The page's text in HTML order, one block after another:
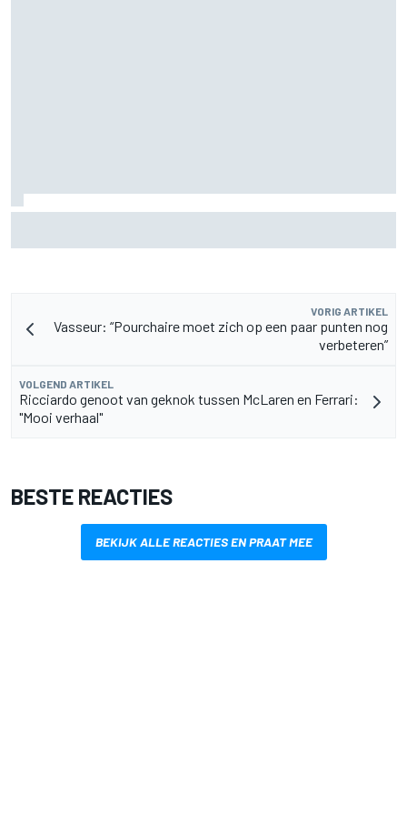
VORIG ARTIKEL
Vasseur: “Pourchaire moet zich op een paar punten nog
verbeteren”
VOLGEND ARTIKEL
Ricciardo genoot van geknok tussen McLaren en Ferrari:
"Mooi verhaal"
BESTE REACTIES
BEKIJK ALLE REACTIES EN PRAAT MEE